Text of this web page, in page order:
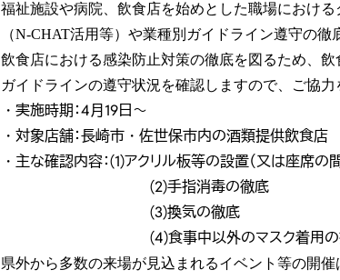
福祉施設や病院、飲食店を始めとした職場におけ
（N-CHAT活用等）や業種別ガイドライン遵守の徹
飲食店における感染防止対策の徹底を図るため、
ガイドラインの遵守状況を確認しますので、ご協力
・実施時期：4月19日～
・対象店舗：長崎市・佐世保市内の酒類提供飲食店
・主な確認内容：(1)アクリル板等の設置（又は座席の
(2)手指消毒の徹底
(3)換気の徹底
(4)食事中以外のマスク着用の
県外から多数の来場が見込まれるイベント等の開